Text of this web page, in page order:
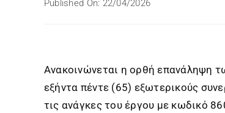
Published On: 22/04/2026
Ανακοινώνεται η ορθή επανάληψη
εξήντα πέντε (65) εξωτερικούς
τις ανάγκες του έργου με κωδικό